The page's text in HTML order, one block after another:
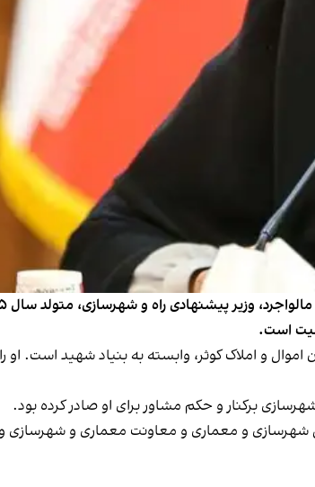
است.
و املاک کوثر، وابسته به بنیاد شهید است. او
برکنار و حکم مشاور برای او صادر کرده بود.
شهرسازی و معماری و معاونت معماری و شهرسازی